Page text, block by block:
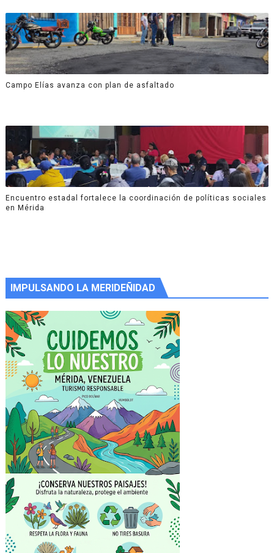
Campo Elías avanza con plan de asfaltado
Encuentro estadal fortalece la coordinación de políticas sociales
en Mérida
IMPULSANDO LA MERIDEÑIDAD